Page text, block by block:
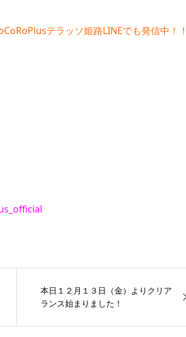
テラッソ姫路LINEでも発信中！
本日１２月１３日（金）よりクリア
ランス始まりました！